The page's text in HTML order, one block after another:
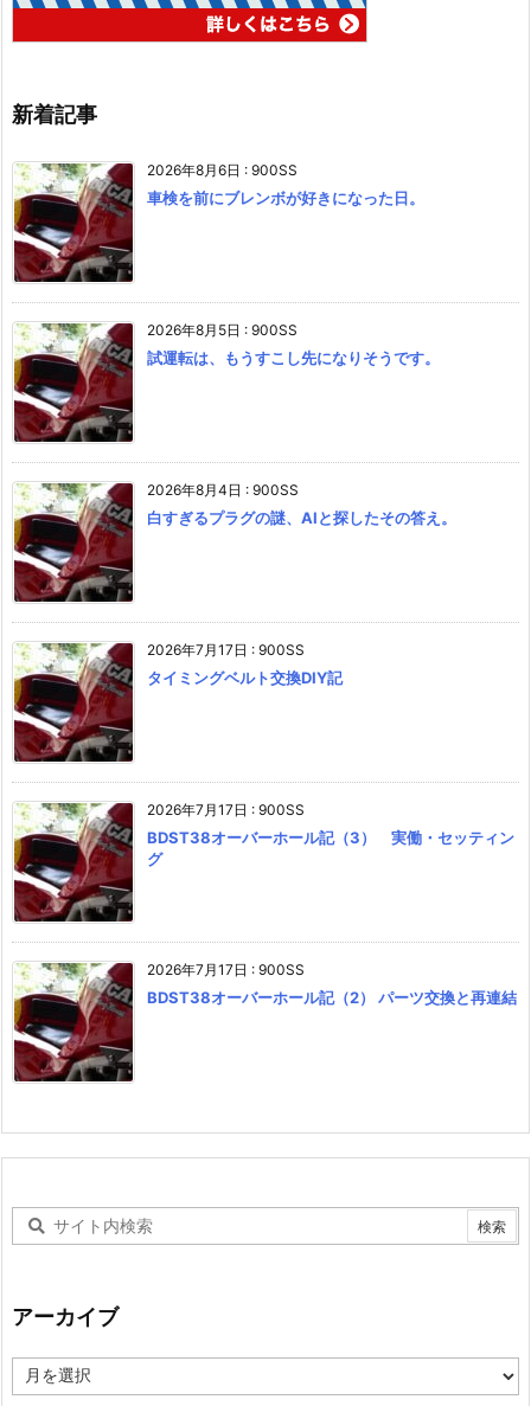
新着記事
2026年8月6日 : 900SS
車検を前にブレンボが好きになった日。
2026年8月5日 : 900SS
試運転は、もうすこし先になりそうです。
2026年8月4日 : 900SS
白すぎるプラグの謎、AIと探したその答え。
2026年7月17日 : 900SS
タイミングベルト交換DIY記
2026年7月17日 : 900SS
BDST38オーバーホール記（3） 実働・セッティン
グ
2026年7月17日 : 900SS
BDST38オーバーホール記（2） パーツ交換と再連結
アーカイブ
ー